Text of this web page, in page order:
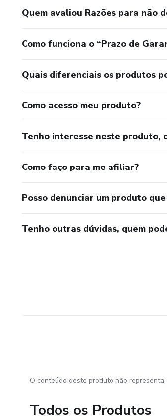
Quem avaliou Razões para não
Como funciona o “Prazo de
Quais diferenciais os produtos
Como acesso meu produto?
Tenho interesse neste produto,
Como faço para me afiliar?
Posso denunciar um produto
Tenho outras dúvidas, quem
O conteúdo deste produto não representa
Todos os Produtos